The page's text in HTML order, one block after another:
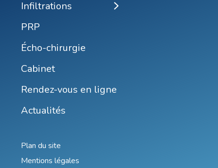
Infiltrations
PRP
Écho-chirurgie
Cabinet
Rendez-vous en ligne
Actualités
Plan du site
Mentions légales